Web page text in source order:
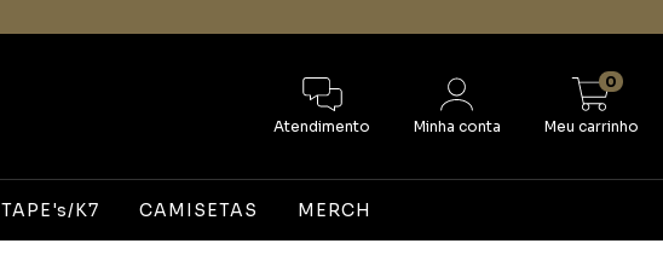
Atendimento Minha conta Meu carrinho
0
TAPE's/K7 CAMISETAS MERCH